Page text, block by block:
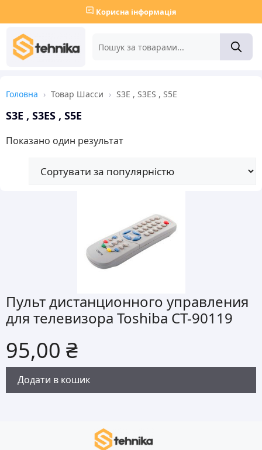
Корисна інформація
Головна › Товар Шасси › S3E , S3ES , S5E
S3E , S3ES , S5E
Показано один результат
Пульт дистанционного управления
для телевизора Toshiba CT-90119
95,00 ₴
Додати в кошик